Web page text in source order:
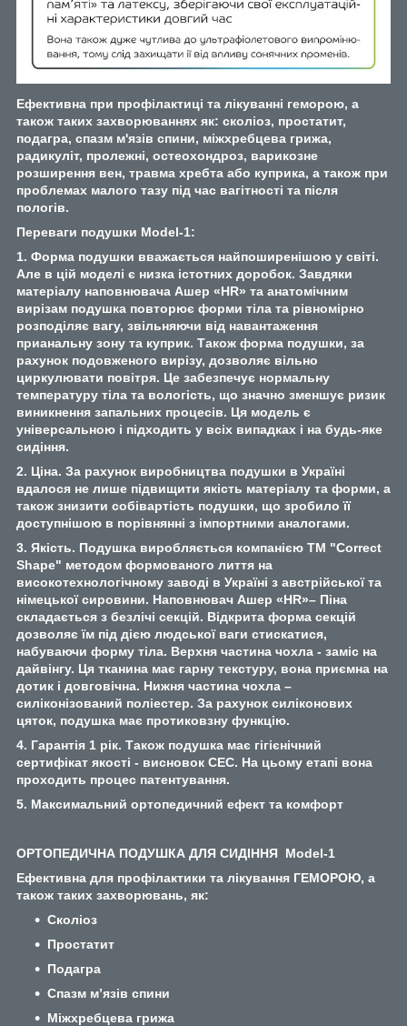
Ефективна при профілактиці та лікуванні геморою, а
також таких захворюваннях як: сколіоз, простатит,
подагра, спазм м'язів спини, міжхребцева грижа,
радикуліт, пролежні, остеохондроз, варикозне
розширення вен, травма хребта або куприка, а також при
проблемах малого тазу під час вагітності та після
пологів.
Переваги подушки Model-1:
1. Форма подушки вважається найпоширенішою у світі.
Але в цій моделі є низка істотних доробок. Завдяки
матеріалу наповнювача Ашер «HR» та анатомічним
вирізам подушка повторює форми тіла та рівномірно
розподіляє вагу, звільняючи від навантаження
прианальну зону та куприк. Також форма подушки, за
рахунок подовженого вирізу, дозволяє вільно
циркулювати повітря. Це забезпечує нормальну
температуру тіла та вологість, що значно зменшує ризик
виникнення запальних процесів. Ця модель є
універсальною і підходить у всіх випадках і на будь-яке
сидіння.
2. Ціна. За рахунок виробництва подушки в Україні
вдалося не лише підвищити якість матеріалу та форми, а
також знизити собівартість подушки, що зробило її
доступнішою в порівнянні з імпортними аналогами.
3. Якість. Подушка виробляється компанією ТМ "Correct
Shape" методом формованого лиття на
високотехнологічному заводі в Україні з австрійської та
німецької сировини. Наповнювач Ашер «HR»– Піна
складається з безлічі секцій. Відкрита форма секцій
дозволяє їм під дією людської ваги стискатися,
набуваючи форму тіла. Верхня частина чохла - заміс на
дайвінгу. Ця тканина має гарну текстуру, вона приємна на
дотик і довговічна. Нижня частина чохла –
силіконізований поліестер. За рахунок силіконових
цяток, подушка має протиковзну функцію.
4. Гарантія 1 рік. Також подушка має гігієнічний
сертифікат якості - висновок СЕС. На цьому етапі вона
проходить процес патентування.
5. Максимальний ортопедичний ефект та комфорт
ОРТОПЕДИЧНА ПОДУШКА ДЛЯ СИДІННЯ Model-1
Ефективна для профілактики та лікування ГЕМОРОЮ, а
також таких захворювань, як:
Сколіоз
Простатит
Подагра
Спазм м’язів спини
Міжхребцева грижа